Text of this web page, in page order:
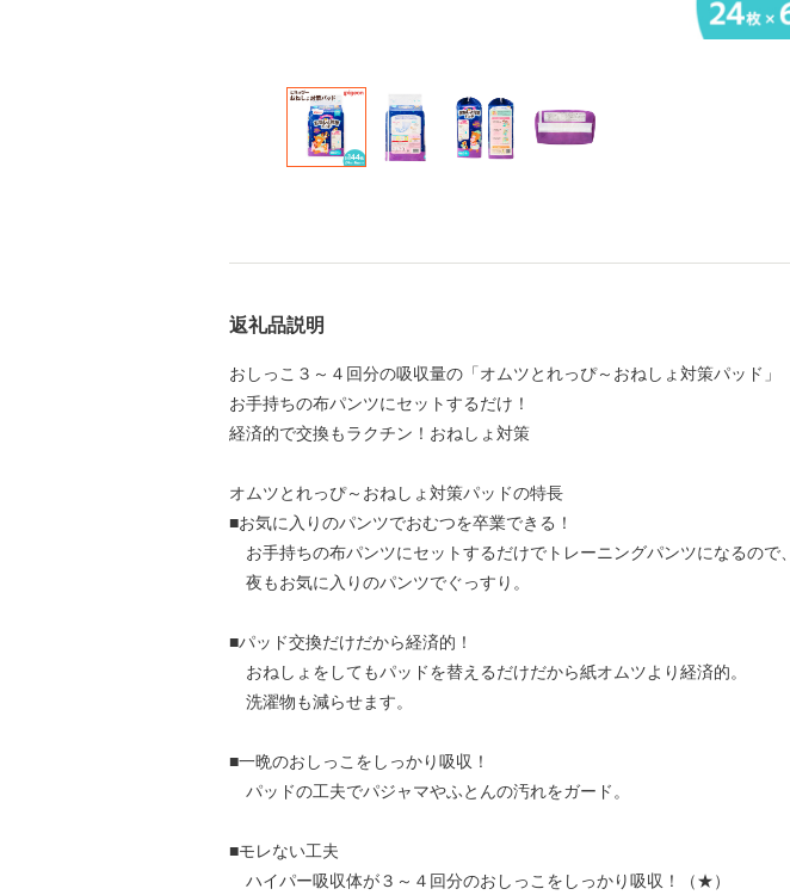
返礼品説明
おしっこ３～４回分の吸収量の「オムツとれっぴ～おねしょ対策パッド」
お手持ちの布パンツにセットするだけ！
経済的で交換もラクチン！おねしょ対策
オムツとれっぴ～おねしょ対策パッドの特長
■お気に入りのパンツでおむつを卒業できる！
お手持ちの布パンツにセットするだけでトレーニングパンツになるので、
夜もお気に入りのパンツでぐっすり。
■パッド交換だけだから経済的！
おねしょをしてもパッドを替えるだけだから紙オムツより経済的。
洗濯物も減らせます。
■一晩のおしっこをしっかり吸収！
パッドの工夫でパジャマやふとんの汚れをガード。
■モレない工夫
ハイパー吸収体が３～４回分のおしっこをしっかり吸収！（★）